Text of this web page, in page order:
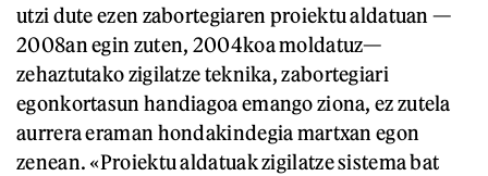
utzi dute ezen zabortegiaren proiektu aldatuan —
2008an egin zuten, 2004koa moldatuz—
zehaztutako zigilatze teknika, zabortegiari
egonkortasun handiagoa emango ziona, ez zutela
aurrera eraman hondakindegia martxan egon
zenean. «Proiektu aldatuak zigilatze sistema bat